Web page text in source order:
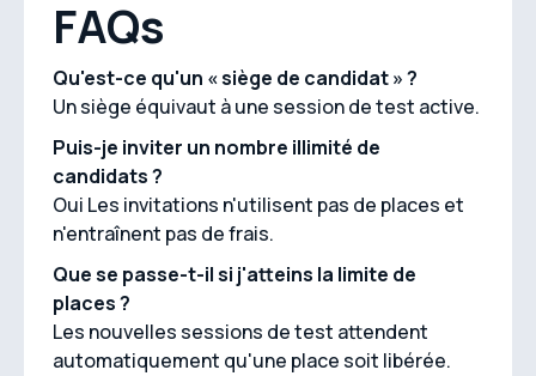
FAQs
Qu'est-ce qu'un « siège de candidat » ?
Un siège équivaut à une session de test active.
Puis-je inviter un nombre illimité de
candidats ?
Oui Les invitations n'utilisent pas de places et
n'entraînent pas de frais.
Que se passe-t-il si j'atteins la limite de
places ?
Les nouvelles sessions de test attendent
automatiquement qu'une place soit libérée.